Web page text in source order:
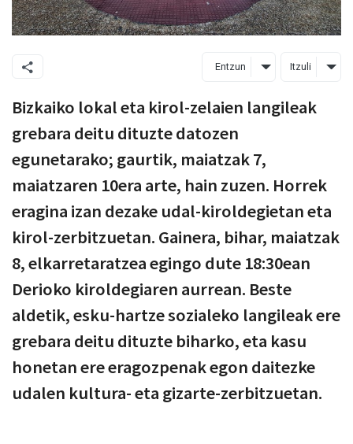
Entzun Itzuli
Bizkaiko lokal eta kirol-zelaien langileak
grebara deitu dituzte datozen
egunetarako; gaurtik, maiatzak 7,
maiatzaren 10era arte, hain zuzen. Horrek
eragina izan dezake udal-kiroldegietan eta
kirol-zerbitzuetan. Gainera, bihar, maiatzak
8, elkarretaratzea egingo dute 18:30ean
Derioko kiroldegiaren aurrean. Beste
aldetik, esku-hartze sozialeko langileak ere
grebara deitu dituzte biharko, eta kasu
honetan ere eragozpenak egon daitezke
udalen kultura- eta gizarte-zerbitzuetan.